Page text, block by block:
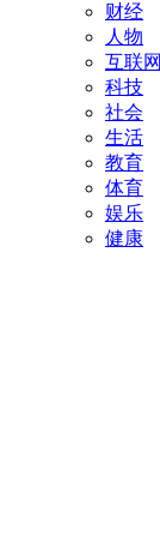
财经
人物
互联网
科技
社会
生活
教育
体育
娱乐
健康